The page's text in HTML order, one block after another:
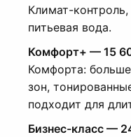
Климат-
питьевая вода.
Комфорт+ — 15
Комфорта:
зон,
подходит для
Бизнес-класс —